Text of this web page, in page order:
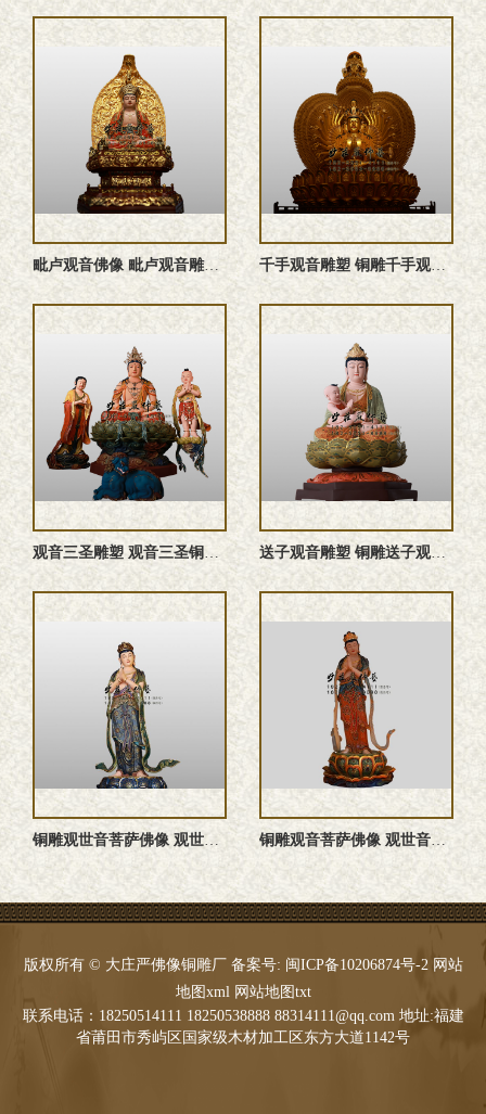
‌毗卢观音佛像 ‌毗卢观音雕塑 ‌毗卢观音塑像 铜雕‌毗卢观 ... 千手观音雕塑 铜雕千手观音佛像 千手观音佛像 千手观音塑像
送子观音雕塑 铜雕送子观音佛像 送子观音塑像
铜雕观世音菩萨佛像 观世音菩萨雕塑 观世音菩萨铜佛像 观世音 ... 铜雕观音菩萨佛像 观世音菩萨雕塑 观世音菩萨塑像 观音菩萨铜 ...
版权所有 © 大庄严佛像铜雕厂 备案号: 闽ICP备10206874号-2 网站
地图xml 网站地图txt
联系电话：18250514111 18250538888 88314111@qq.com 地址:福建
省莆田市秀屿区国家级木材加工区东方大道1142号